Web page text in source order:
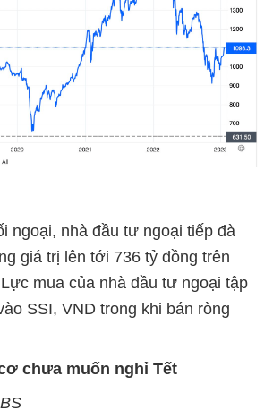
ngoại, nhà đầu tư ngoại tiếp đà
giá trị lên tới 736 tỷ đồng trên
mua của nhà đầu tư ngoại tập
SSI, VND trong khi bán ròng
chưa muốn nghỉ Tết